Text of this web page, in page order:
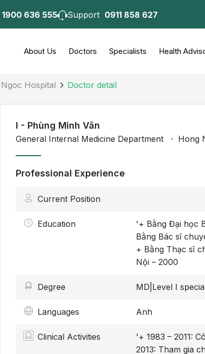
1900 636 555 Support 0911 858 627
About Us Doctors Specialists Health
Hospital Doctor detail
I - Phùng Minh Vân
General Internal Medicine Department Hong
Professional Experience
Current Position
Education
'+ Bằng Đại học
Bằng Bác sĩ
+ Bằng Thạc sĩ
Nội – 2000
Degree MD|Level I
Languages Anh
Clinical Activities
'+ 1983 – 2011:
2013: Tham gia